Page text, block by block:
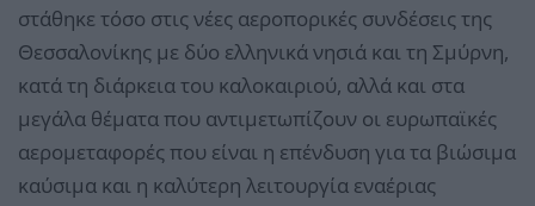
στάθηκε τόσο στις νέες αεροπορικές συνδέσεις της
Θεσσαλονίκης με δύο ελληνικά νησιά και τη Σμύρνη,
κατά τη διάρκεια του καλοκαιριού, αλλά και στα
μεγάλα θέματα που αντιμετωπίζουν οι ευρωπαϊκές
αερομεταφορές που είναι η επένδυση για τα βιώσιμα
καύσιμα και η καλύτερη λειτουργία εναέριας